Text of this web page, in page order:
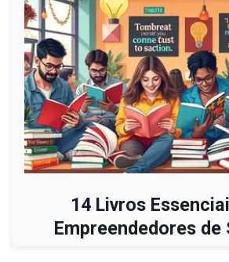
14 Livros
Empreendedores de